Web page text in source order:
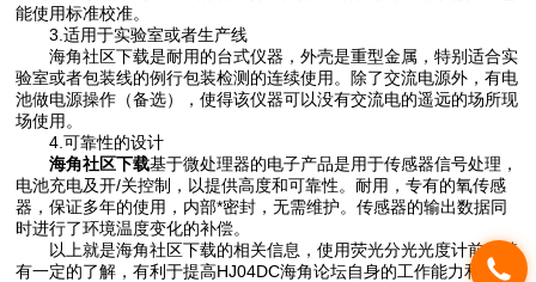
能使用标准校准。
3.适用于实验室或者生产线
海角社区下载是耐用的台式仪器，外壳是重型金属，特别适合实
验室或者包装线的例行包装检测的连续使用。除了交流电源外，有电
池做电源操作（备选），使得该仪器可以没有交流电的遥远的场所现
场使用。
4.可靠性的设计
海角社区下载基于微处理器的电子产品是用于传感器信号处理，
电池充电及开/关控制，以提供高度和可靠性。耐用，专有的氧传感
器，保证多年的使用，内部*密封，无需维护。传感器的输出数据同
时进行了环境温度变化的补偿。
以上就是海角社区下载的相关信息，使用荧光分光光度计前对其
有一定的了解，有利于提高HJ04DC海角论坛自身的工作能力和后期